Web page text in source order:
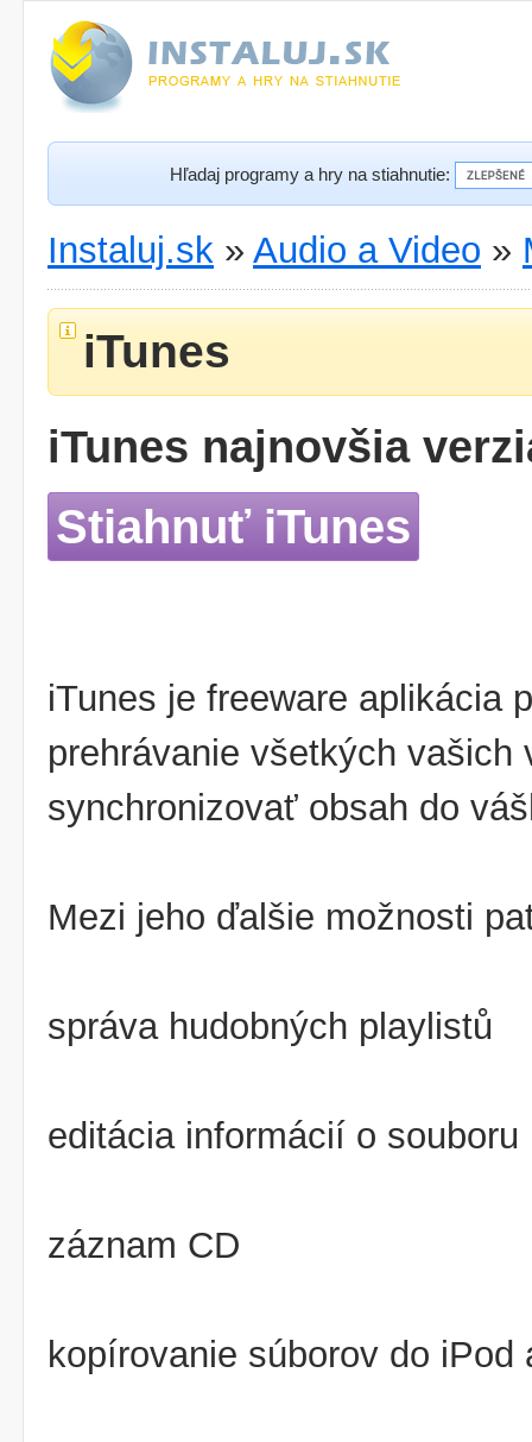
Hľadaj programy a hry na stiahnutie:
Instaluj.sk » Audio a Video »
iTunes
iTunes najnovšia
Stiahnuť iTunes
iTunes je freeware aplikácia
prehrávanie všetkých vašich
synchronizovať obsah do
Mezi jeho ďalšie možnosti
správa hudobných playlistů
editácia informácií o souboru
záznam CD
kopírovanie súborov do